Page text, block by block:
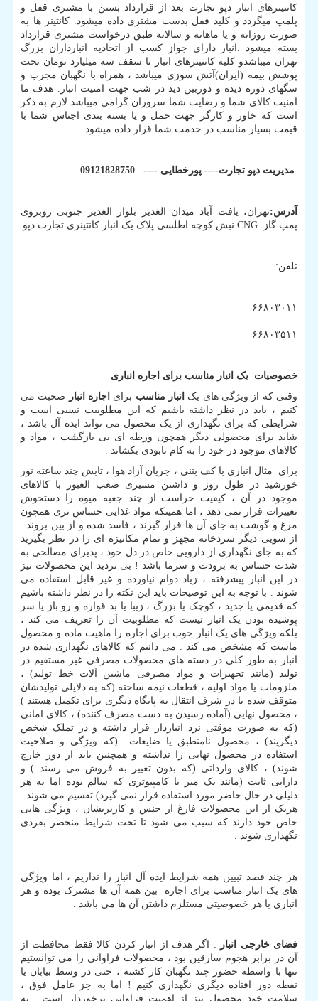
کانتینرهای انبار دپو تجارت بعد از قرارداد بستن با مشتری قفل و
پلمپ میگردد و کلید قفل بدست مشتری داده میشود. کانتینر ها به
صورت روزانه و یا ماهانه و سالانه طبق درخواست مشتری قرارداد
بسته میشود .انبار دارای جواز کسب از اتحادیه انبارداران بزرگ
تهران میباشدو کلیه کانتینرهای انبار تا سقف سه میلیارد تومان تحت
پوشش بیمه (ایران)آتش سوزی میباشد ، همراه با نگهبان مجرب و
سگهای دوره دیده و دوربین دید در شب جهت امنیت انبار. هدف ما
امنیت کالای شما و رضایت شما سروران گرامی میباشد.لازم به ذکر
است که خاور و کارگر جهت حمل و یا بسته بندی اجناس شما با
قیمت بسیار مناسب در خدمت شما قرار داده میشود.
مدیریت دپو تجارت---- پورخطایی ---- 09121828750
آدرس:تهران، یافت آباد میدان الغدیر بلوار الغدیر جنوبی روبروی
پمپ گاز CNG نبش کوچه اطلسی پلاک یک انبار کانتینری تجارت دپو
تلفن:
۶۶۸۰۳۰۱۱
۶۶۸۰۳۵۱۱
خصوصیات یک انبار مناسب برای اجاره انباری
وقتی که از ویژگی های یک انبار مناسب برای اجاره انبار
صحبت می
کنیم ، باید در نظر داشته باشیم که این مطلوبیت نسبی است و
شرایطی که برای نگهداری از یک محصول می تواند ایده آل باشد ،
شاید برای محصولی دیگر همچون ورطه ای بی بازگشت ، مواد و
کالاهای موجود در خود را به کام نابودی بکشاند .
برای مثال انباری با کف بتنی ، جریان آزاد هوا ، تابش چند ساعته نور
خورشید در طول روز و داشتن مسیری صعب العبور با کالاهای
موجود در آن ، کیفیت حراست از چند جعبه میوه را دستخوش
تغییرات قرار نمی دهد ، اما همینکه مواد غذایی حساس تری همچون
مرغ و گوشت به جای آن ها قرار گیرند ، فاسد شده و از بین بروند .
از سویی دیگر سردخانه مجهز و تمام مکانیزه ای را در نظر بگیرید
که به جای نگهداری از دارویی خاص در دل خود ، پذیرای مصالحی به
شدت حساس به برودت و سرما باشد ! بی تردید این محصولات نیز
در این انبار پیشرفته ، زیاد دوام نیاورده و غیر قابل استفاده می
شوند . با توجه به این توضیحات باید این نکته را در نظر داشته باشیم
که قدیمی یا جدید ، کوچک یا بزرگ ، زیبا یا بد قواره و رو باز یا سر
پوشیده بودن یک انبار نیست که مطلوبیت آن را تعریف می کند ،
بلکه ویژگی های یک انبار خوب برای اجاره را ماهیت ماده و محصول
ماست که مشخص می کند . می دانیم که کالاهای نگهداری شده در
انبار به طور کلی در دسته های محصولات مصرفی غیر مستقیم در
تولید (مانند تجهیزات و مواد مصرفی ماشین آلات خط تولید) ،
ملزومات یا مواد اولیه ، قطعات نیمه ساخته (که به دلایلی تولیدشان
متوقف شده یا در شرف انتقال به پایگاه دیگری برای تکمیل هستند )
، محصول نهایی (آماده رسیدن به دست مصرف کننده) ، کالای امانی
(که به صورت موقتی نزد انباردار قرار داشته و در تملک شخص
دیگریند) ، محصول نامنطبق یا ضایعات (که ویژگی و صلاحیت
استفاده در محصول نهایی را نداشته و همچنین باید از دور خارج
شوند) ، کالای وارداتی (که بدون تغییر به فروش می رسند ) و
دارایی ثابت (مانند یک میز یا کامپیوتری که سالم بوده اما به هر
دلیلی در حال حاضر مورد استفاده قرار نمی گیرد) تقسیم می شوند .
هریک از این محصولات فارغ از جنس و کاربریشان ، ویژگی هایی
خاص خود دارند که سبب می شود تا تحت شرایط منحصر بفردی
نگهداری شوند .
هر چند قصد تبیین همه شرایط ایده آل انبار را نداریم ، اما ویژگی
های یک انبار مناسب برای اجاره بین همه آن ها مشترک بوده و هر
انباری با هر خصوصیتی مستلزم داشتن آن ها می باشد .
فضای خارجی انبار
: اگر هدف از انبار کردن کالا فقط محافظت از
آن در برابر هجوم سارقین بود ، محصولات فراوانی را می توانستیم
تنها با واسطه حضور چند نگهبان کار کشته ، حتی در وسط بیابان یا
نقطه دور افتاده دیگری نگهداری کنیم ! اما به جز عامل فوق ،
سلامت خود محصول نیز از اهمیت فراوانی برخوردار است . به